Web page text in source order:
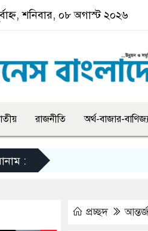
শনিবার, ০৮ অগাস্ট ২০২৬
রাজনীতি অর্থ-বাজার-
:
প্রচ্ছদ